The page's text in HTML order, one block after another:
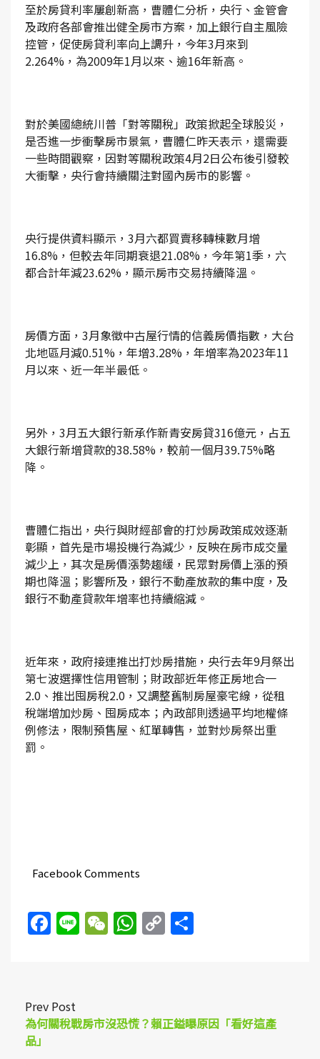
至於房貸利率屢創新高，曹體仁分析，央行、金管會
及政府各部會推出健全房市方案，加上銀行自主風險
控管，促使房貸利率向上調升，今年3月來到
2.264%，為2009年1月以來、逾16年新高。
對於美國總統川普「對等關稅」政策掀起全球股災，
是否進一步衝擊房市景氣，曹體仁昨天表示，還需要
一些時間觀察，因對等關稅政策4月2日公布後引發較
大衝擊，央行會持續關注對國內房市的影響。
央行提供資料顯示，3月六都買賣移轉棟數月增
16.8%，但較去年同期衰退21.08%，今年第1季，六
都合計年減23.62%，顯示房市交易持續降溫。
房價方面，3月象徵中古屋行情的信義房價指數，大台
北地區月減0.51%，年增3.28%，年增率為2023年11
月以來、近一年半最低。
另外，3月五大銀行新承作新青安房貸316億元，占五
大銀行新增貸款的38.58%，較前一個月39.75%略
降。
曹體仁指出，央行與財經部會的打炒房政策成效逐漸
彰顯，首先是市場投機行為減少，反映在房市成交量
減少上，其次是房價漲勢趨緩，民眾對房價上漲的預
期也降溫；影響所及，銀行不動產放款的集中度，及
銀行不動產貸款年增率也持續縮減。
近年來，政府接連推出打炒房措施，央行去年9月祭出
第七波選擇性信用管制；財政部近年修正房地合一
2.0、推出囤房稅2.0，又調整舊制房屋豪宅線，從租
稅端增加炒房、囤房成本；內政部則透過平均地權條
例修法，限制預售屋、紅單轉售，並對炒房祭出重
罰。
Facebook Comments
Facebook
LineWeChat
WhatsApp
Copy
Link
Prev Post
為何關稅戰房市沒恐慌？賴正鎰曝原因「看好這產
品」